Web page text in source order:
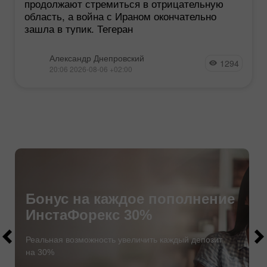
продолжают стремиться в отрицательную
область, а война с Ираном окончательно
зашла в тупик. Тегеран
Александр Днепровский
20:06 2026-08-06 +02:00 1294
Бонус на каждое пополнение
ИнстаФорекс 30%
Реальная возможность увеличить каждый депозит
на 30%